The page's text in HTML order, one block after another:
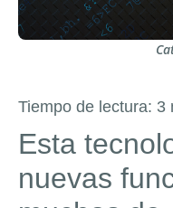
Tiempo de lectura: 3
Esta
nuevas